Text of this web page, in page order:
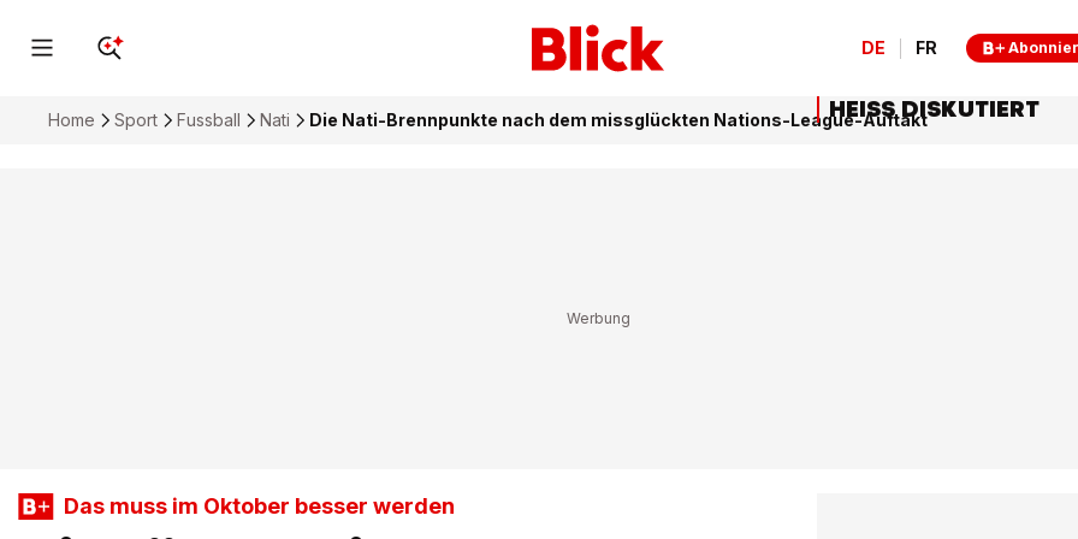
DE FR
Home Sport Fussball Nati Die Nati-Brennpunkte nach dem missglückten Nations-League-Auftakt
Das muss im Oktober besser werden
HEISS DISKUTIERT